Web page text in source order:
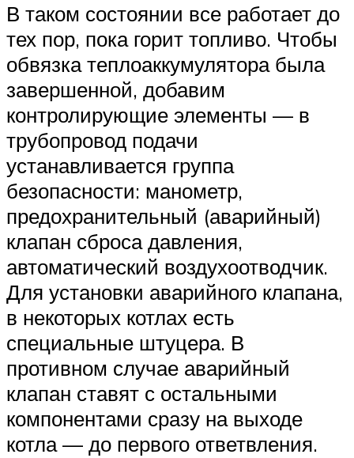
В таком состоянии все работает до
тех пор, пока горит топливо. Чтобы
обвязка теплоаккумулятора была
завершенной, добавим
контролирующие элементы — в
трубопровод подачи
устанавливается группа
безопасности: манометр,
предохранительный (аварийный)
клапан сброса давления,
автоматический воздухоотводчик.
Для установки аварийного клапана,
в некоторых котлах есть
специальные штуцера. В
противном случае аварийный
клапан ставят с остальными
компонентами сразу на выходе
котла — до первого ответвления.